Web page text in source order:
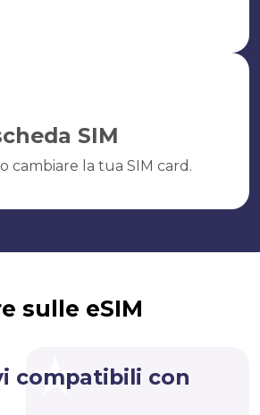
SIM
cambiare la tua SIM card.
sulle eSIM
compatibili con